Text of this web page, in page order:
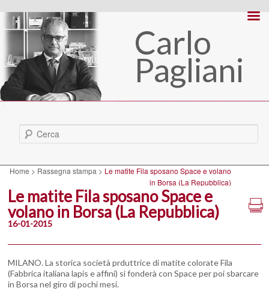
Carlo
Pagliani
Cerca
Home > Rassegna stampa > Le matite Fila sposano Space e volano
in Borsa (La Repubblica)
Le matite Fila sposano Space e
volano in Borsa (La Repubblica)
16-01-2015
MILANO. La storica società prduttrice di matite colorate Fila
(Fabbrica italiana lapis e affini) si fonderà con Space per poi sbarcare
in Borsa nel giro di pochi mesi.